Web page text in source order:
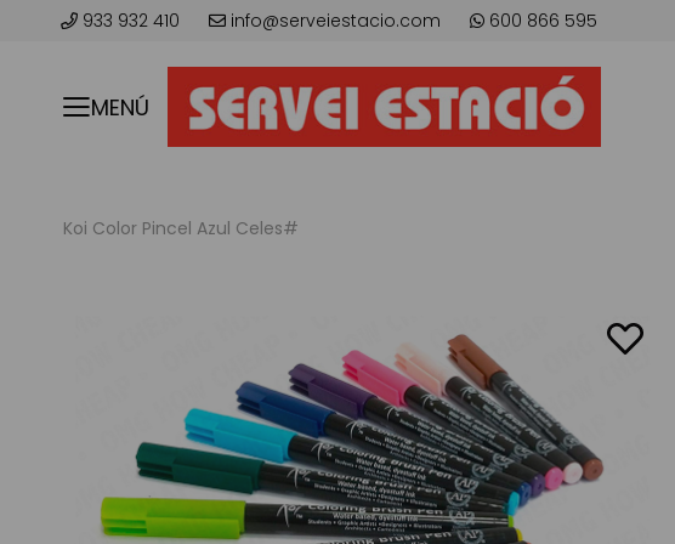
933 932 410 info@serveiestacio.com 600 866 595
MENÚ
Koi Color Pincel Azul Celes#
imágenes